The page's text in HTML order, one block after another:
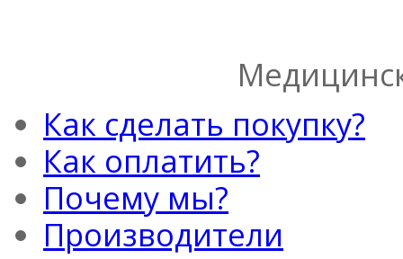
Как сделать покупку?
Как оплатить?
Почему мы?
Производители